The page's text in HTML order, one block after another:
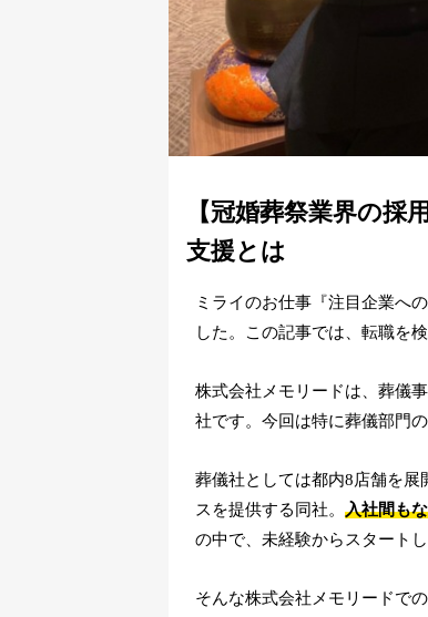
【冠婚葬祭業界の採
支援とは
ミライのお仕事『注目企業へ
した。この記事では、転職を
株式会社メモリードは、葬儀
社です。今回は特に葬儀部門
葬儀社としては都内8店舗を
スを提供する同社。 入社間も
の中で、未経験からスタート
そんな株式会社メモリードで